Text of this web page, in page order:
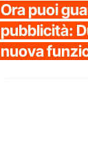
Ora puoi
pubblicità:
nuova